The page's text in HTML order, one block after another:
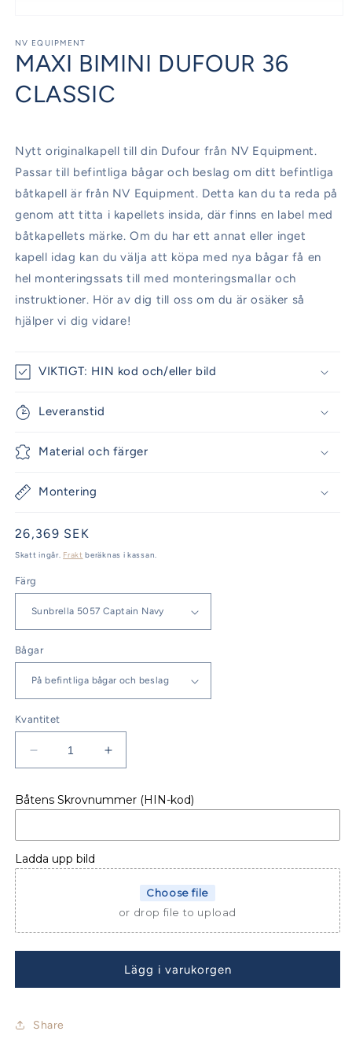
1
i
modalfönster
NV EQUIPMENT
MAXI BIMINI DUFOUR 36
CLASSIC
Nytt originalkapell till din Dufour från NV Equipment.
Passar till befintliga bågar och beslag om ditt befintliga
båtkapell är från NV Equipment. Detta kan du ta reda på
genom att titta i kapellets insida, där finns en label med
båtkapellets märke. Om du har ett annat eller inget
kapell idag kan du välja att köpa med nya bågar få en
hel monteringssats till med monteringsmallar och
instruktioner. Hör av dig till oss om du är osäker så
hjälper vi dig vidare!
VIKTIGT: HIN kod och/eller bild
Leveranstid
Material och färger
Montering
Ordinarie
pris
26,369 SEK
Skatt ingår. Frakt beräknas i kassan.
Färg
Bågar
Kvantitet
Minska
kvantitet
MAXI
DUFOUR
36
CLASSIC
Öka
kvantitet
MAXI
DUFOUR
CLASSIC
Båtens Skrovnummer (HIN-kod)
Ladda upp bild
Choose file
or drop file to upload
Lägg i varukorgen
Share